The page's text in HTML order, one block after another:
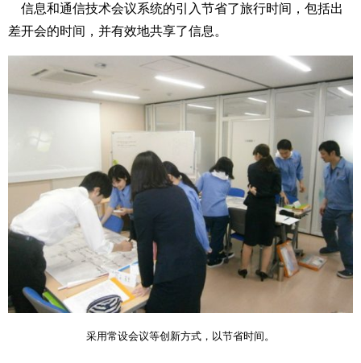
信息和通信技术会议系统的引入节省了旅行时间，包括出
差开会的时间，并有效地共享了信息。
采用常设会议等创新方式，以节省时间。